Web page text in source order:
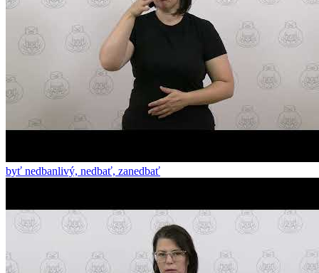
byť nedbanlivý, nedbať, zanedbať